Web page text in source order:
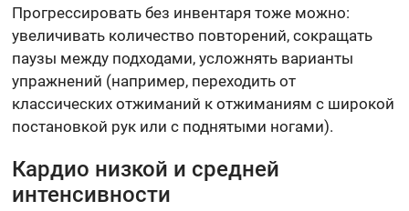
Прогрессировать без инвентаря тоже можно:
увеличивать количество повторений, сокращать
паузы между подходами, усложнять варианты
упражнений (например, переходить от
классических отжиманий к отжиманиям с широкой
постановкой рук или с поднятыми ногами).
Кардио низкой и средней
интенсивности